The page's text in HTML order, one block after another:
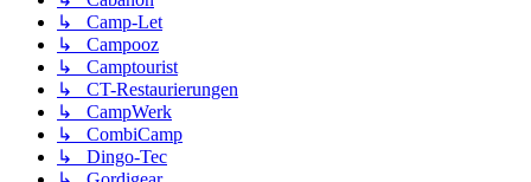
↳ Camp-Let
↳ Campooz
↳ Camptourist
↳ CT-Restaurierungen
↳ CampWerk
↳ CombiCamp
↳ Dingo-Tec